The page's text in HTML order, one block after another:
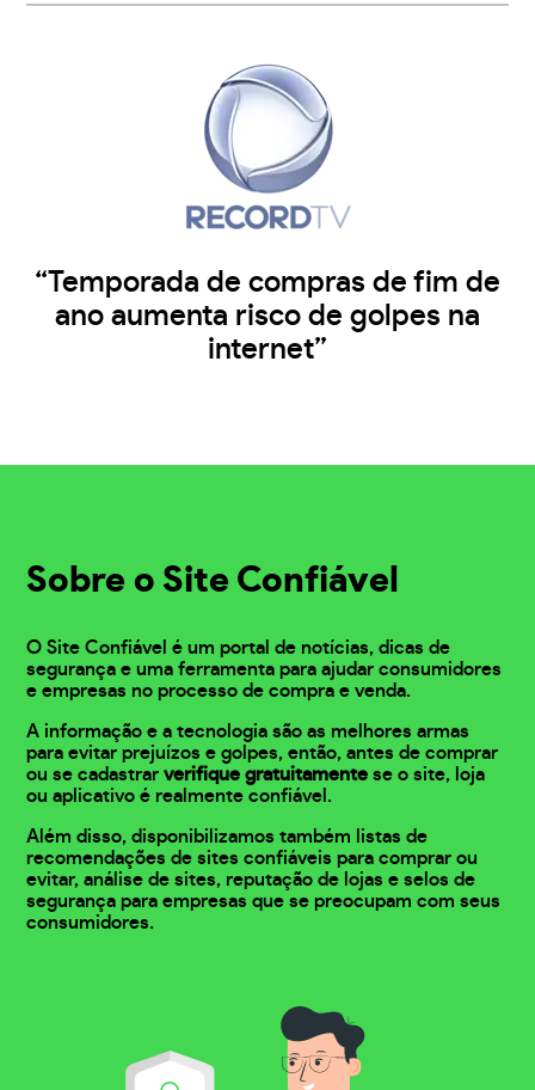
“Temporada de compras de fim de
ano aumenta risco de golpes na
internet”
Sobre o Site Confiável
O Site Confiável é um portal de notícias, dicas de
segurança e uma ferramenta para ajudar consumidores
e empresas no processo de compra e venda.
A informação e a tecnologia são as melhores armas
para evitar prejuízos e golpes, então, antes de comprar
ou se cadastrarverifique gratuitamente se o site, loja
ou aplicativo é realmente confiável.
Além disso, disponibilizamos também listas de
recomendações de sites confiáveis para comprar ou
evitar, análise de sites, reputação de lojas e selos de
segurança para empresas que se preocupam com seus
consumidores.